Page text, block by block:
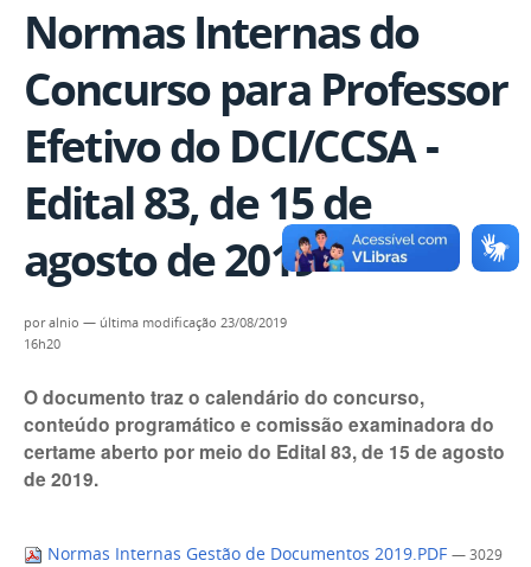
Normas Internas do
Concurso para Professor
Efetivo do DCI/CCSA -
Edital 83, de 15 de
agosto de 2019
poralnio — última modificação 23/08/2019
16h20
O documento traz o calendário do concurso,
conteúdo programático e comissão examinadora do
certame aberto por meio do Edital 83, de 15 de agosto
de 2019.
Normas Internas Gestão de Documentos 2019.PDF — 3029